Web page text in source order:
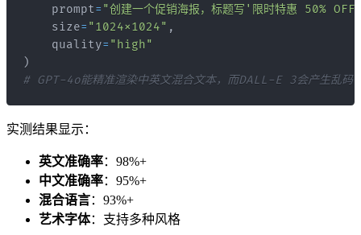
    prompt
= "创建一个促销海报，标题写'限时特惠 50%
    size
= "1024x1024" ,
    quality
= "high"
)
# GPT-4o能精准渲染中英文混合文本，而DALL-E 3会产生乱码
实测结果显示：
英文准确率：98%+
中文准确率：95%+
混合语言：93%+
艺术字体：支持多种风格